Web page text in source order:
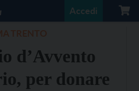
Accedi
d’Avvento
per donare